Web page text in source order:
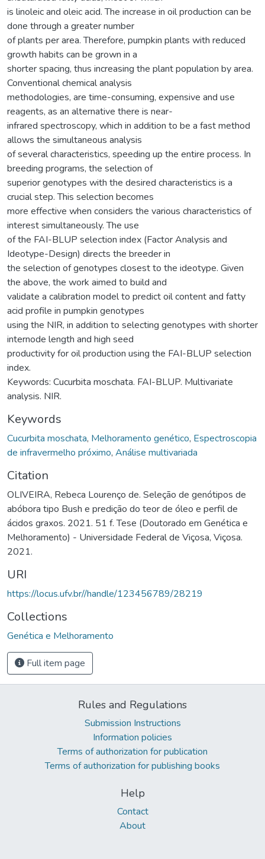
is linoleic and oleic acid. The increase in oil production can be
done through a greater number
of plants per area. Therefore, pumpkin plants with reduced
growth habits can be grown in a
shorter spacing, thus increasing the plant population by area.
Conventional chemical analysis
methodologies, are time-consuming, expensive and use
reagents, as an alternative there is near-
infrared spectroscopy, which in addition to be a fast method
allows the simultaneous analysis
of several characteristics, speeding up the entire process. In
breeding programs, the selection of
superior genotypes with the desired characteristics is a
crucial step. This selection becomes
more effective when considers the various characteristics of
interest simultaneously. The use
of the FAI-BLUP selection index (Factor Analysis and
Ideotype-Design) directs the breeder in
the selection of genotypes closest to the ideotype. Given
the above, the work aimed to build and
validate a calibration model to predict oil content and fatty
acid profile in pumpkin genotypes
using the NIR, in addition to selecting genotypes with shorter
internode length and high seed
productivity for oil production using the FAI-BLUP selection
index.
Keywords: Cucurbita moschata. FAI-BLUP. Multivariate
analysis. NIR.
Keywords
Cucurbita moschata, Melhoramento genético, Espectroscopia
de infravermelho próximo, Análise multivariada
Citation
OLIVEIRA, Rebeca Lourenço de. Seleção de genótipos de
abóbora tipo Bush e predição do teor de óleo e perfil de
ácidos graxos. 2021. 51 f. Tese (Doutorado em Genética e
Melhoramento) - Universidade Federal de Viçosa, Viçosa.
2021.
URI
https://locus.ufv.br//handle/123456789/28219
Collections
Genética e Melhoramento
Full item page
Rules and Regulations
Submission Instructions
Information policies
Terms of authorization for publication
Terms of authorization for publishing books
Help
Contact
About